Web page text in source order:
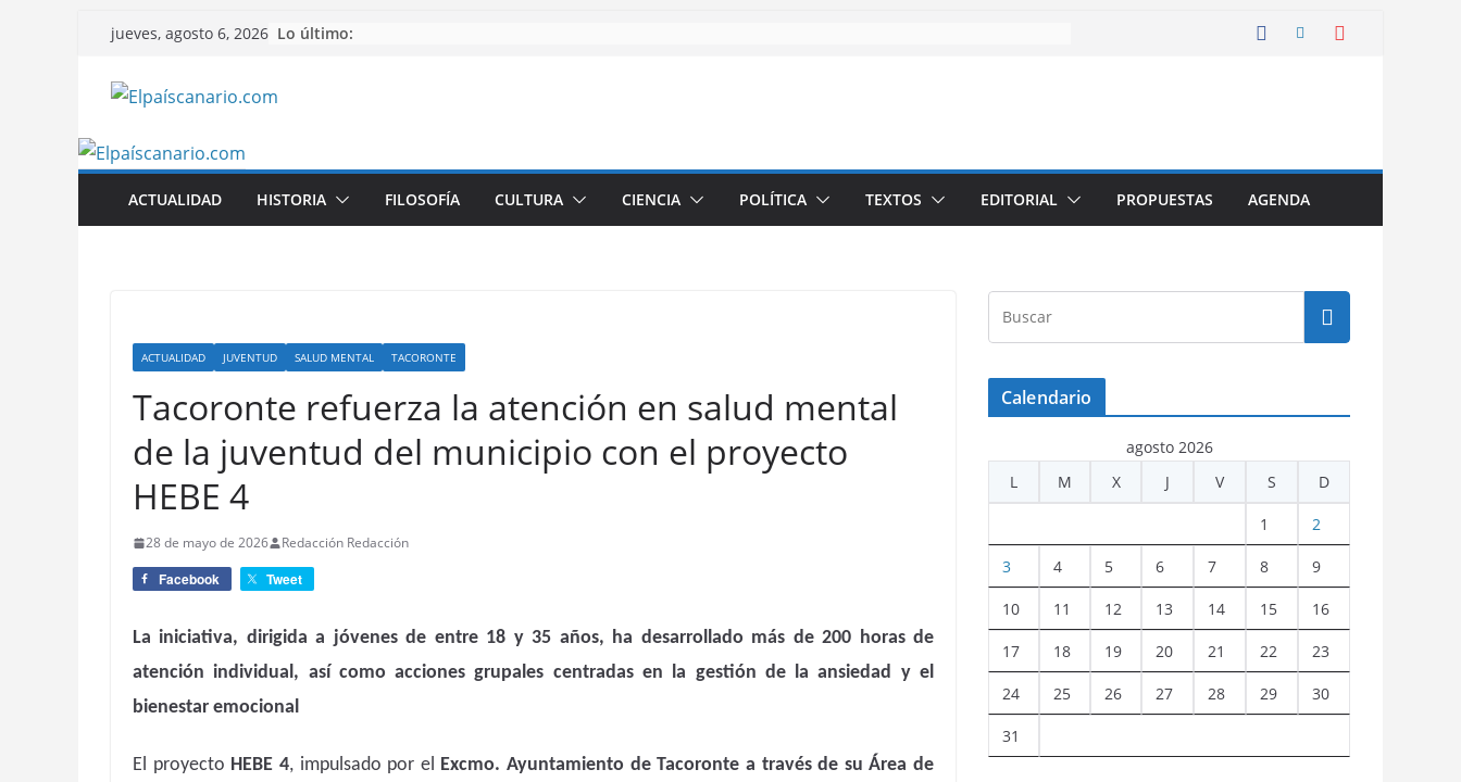
Saltar
contenido
jueves, agosto 6, 2026 Lo último:
ACTUALIDAD HISTORIA FILOSOFÍA CULTURA CIENCIA POLÍTICA TEXTOS EDITORIAL PROPUESTAS AGENDA
ACTUALIDAD JUVENTUD SALUD MENTAL TACORONTE
Tacoronte refuerza la atención en salud mental
de la juventud del municipio con el proyecto
HEBE 4
28 de mayo de 2026 Redacción Redacción
Facebook Tweet
La iniciativa, dirigida a jóvenes de entre 18 y 35 años, ha desarrollado más de 200 horas de
atención individual, así como acciones grupales centradas en la gestión de la ansiedad y el
bienestar emocional
El proyecto HEBE 4, impulsado por el Excmo. Ayuntamiento de Tacoronte a través de su Área de
Calendario
agosto 2026
L
M X J V S D
1 2
3 4 5 6 7 8 9
10 11 12 13 14 15 16
17 18 19 20 21 22 23
24 25 26 27 28 29 30
31